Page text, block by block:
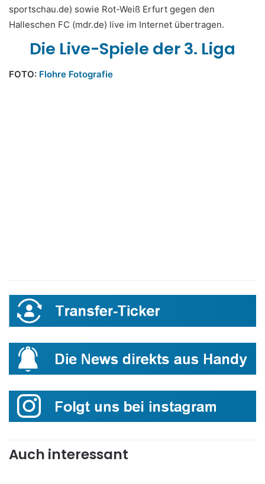
sportschau.de) sowie Rot-Weiß Erfurt gegen den
Halleschen FC (mdr.de) live im Internet übertragen.
Die Live-Spiele der 3. Liga
FOTO: Flohre Fotografie
Auch interessant